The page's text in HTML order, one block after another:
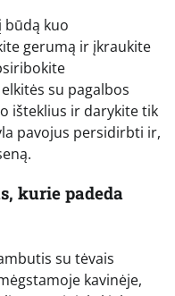
būdą kuo
gerumą ir įkraukite
su pagalbos
išteklius ir darykite tik
pavojus persidirbti ir,
kurie padeda
su tėvais
kavinėje,